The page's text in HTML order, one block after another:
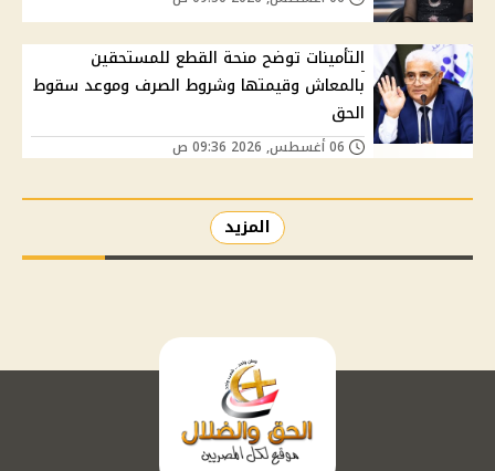
التأمينات توضح منحة القطع للمستحقين
بالمعاش وقيمتها وشروط الصرف وموعد سقوط
الحق
المزيد